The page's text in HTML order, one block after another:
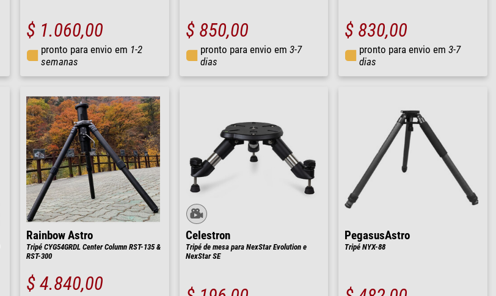
$ 1.060,00
pronto para envio em 1-2
semanas
$ 850,00
pronto para envio em 3-7
dias
$ 830,00
pronto para envio em 3-7
dias
Rainbow Astro
Tripé CYG54GRDL Center Column RST-135 &
RST-300
$ 4.840,00
Celestron
Tripé de mesa para NexStar Evolution e
NexStar SE
PegasusAstro
Tripé NYX-88